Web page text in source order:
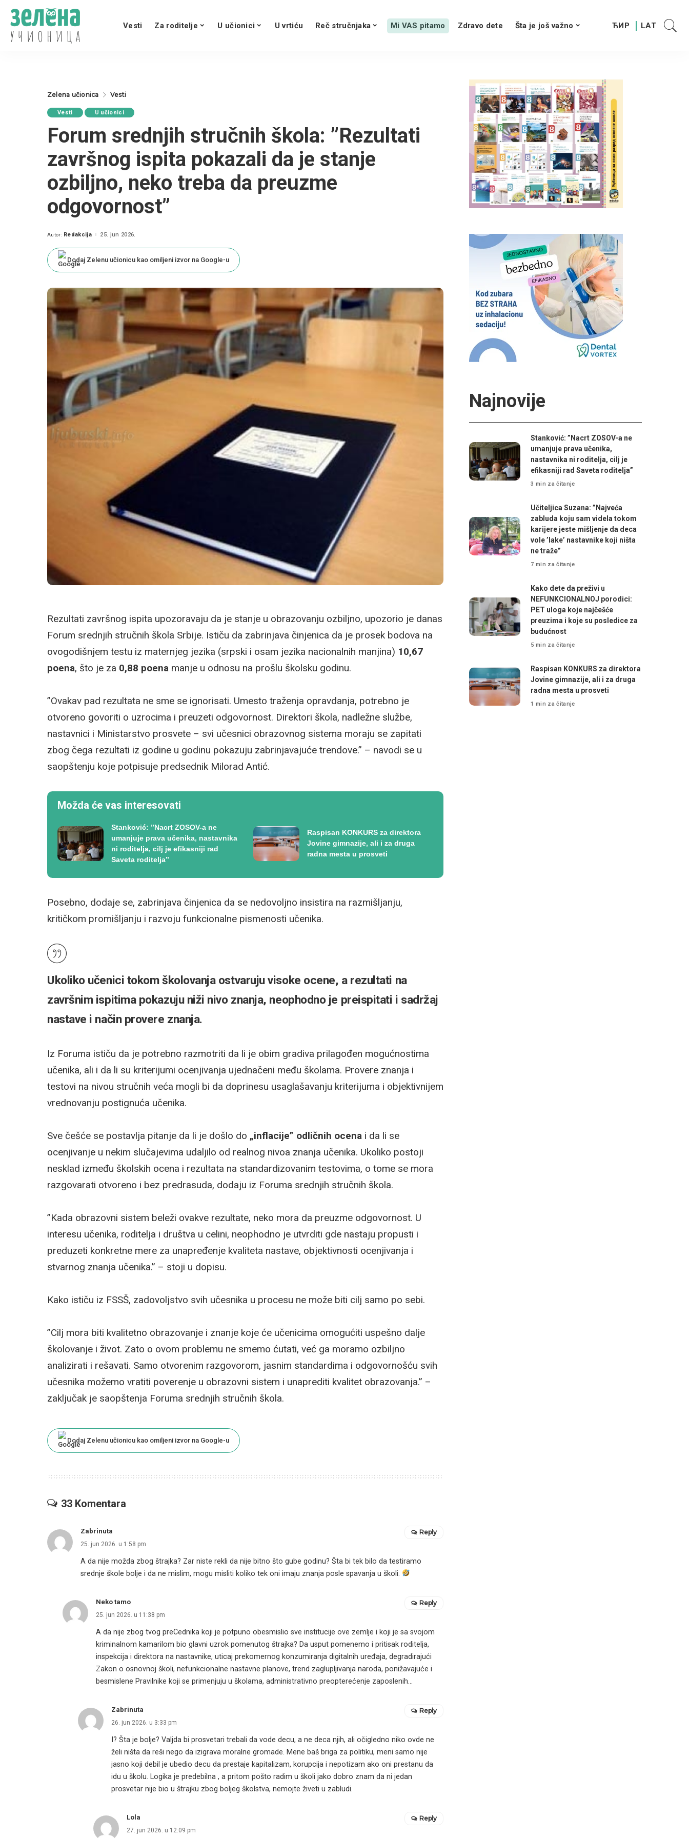
Vesti Za roditelje U učionici U vrtiću Reč stručnjaka Mi VAS pitamo Zdravo dete Šta je još važno
Zelena učionica Vesti
Vesti U učionici
Forum srednjih stručnih škola: ”Rezultati
završnog ispita pokazali da je stanje
ozbiljno, neko treba da preuzme
odgovornost”
Posted
Autor: Redakcija 25. jun 2026.
Dodaj Zelenu učionicu kao omiljeni izvor na Google-u
Rezultati završnog ispita upozoravaju da je stanje u obrazovanju ozbiljno, upozorio je danas
Forum srednjih stručnih škola Srbije. Ističu da zabrinjava činjenica da je prosek bodova na
ovogodišnjem testu iz maternjeg jezika (srpski i osam jezika nacionalnih manjina) 10,67
poena, što je za 0,88 poena manje u odnosu na prošlu školsku godinu.
”Ovakav pad rezultata ne sme se ignorisati. Umesto traženja opravdanja, potrebno je
otvoreno govoriti o uzrocima i preuzeti odgovornost. Direktori škola, nadležne službe,
nastavnici i Ministarstvo prosvete – svi učesnici obrazovnog sistema moraju se zapitati
zbog čega rezultati iz godine u godinu pokazuju zabrinjavajuće trendove.” – navodi se u
saopštenju koje potpisuje predsednik Milorad Antić.
Možda će vas interesovati
Stanković: ”Nacrt ZOSOV-a ne
umanjuje prava učenika, nastavnika
ni roditelja, cilj je efikasniji rad
Saveta roditelja”
Raspisan KONKURS za direktora
Jovine gimnazije, ali i za druga
radna mesta u prosveti
Posebno, dodaje se, zabrinjava činjenica da se nedovoljno insistira na razmišljanju,
kritičkom promišljanju i razvoju funkcionalne pismenosti učenika.
Ukoliko učenici tokom školovanja ostvaruju visoke ocene, a rezultati na
završnim ispitima pokazuju niži nivo znanja, neophodno je preispitati i sadržaj
nastave i način provere znanja.
Iz Foruma ističu da je potrebno razmotriti da li je obim gradiva prilagođen mogućnostima
učenika, ali i da li su kriterijumi ocenjivanja ujednačeni među školama. Provere znanja i
testovi na nivou stručnih veća mogli bi da doprinesu usaglašavanju kriterijuma i objektivnijem
vrednovanju postignuća učenika.
Sve češće se postavlja pitanje da li je došlo do „inflacije” odličnih ocena i da li se
ocenjivanje u nekim slučajevima udaljilo od realnog nivoa znanja učenika. Ukoliko postoji
nesklad između školskih ocena i rezultata na standardizovanim testovima, o tome se mora
razgovarati otvoreno i bez predrasuda, dodaju iz Foruma srednjih stručnih škola.
”Kada obrazovni sistem beleži ovakve rezultate, neko mora da preuzme odgovornost. U
interesu učenika, roditelja i društva u celini, neophodno je utvrditi gde nastaju propusti i
preduzeti konkretne mere za unapređenje kvaliteta nastave, objektivnosti ocenjivanja i
stvarnog znanja učenika.” – stoji u dopisu.
Kako ističu iz FSSŠ, zadovoljstvo svih učesnika u procesu ne može biti cilj samo po sebi.
”Cilj mora biti kvalitetno obrazovanje i znanje koje će učenicima omogućiti uspešno dalje
školovanje i život. Zato o ovom problemu ne smemo ćutati, već ga moramo ozbiljno
analizirati i rešavati. Samo otvorenim razgovorom, jasnim standardima i odgovornošću svih
učesnika možemo vratiti poverenje u obrazovni sistem i unaprediti kvalitet obrazovanja.” –
zaključak je saopštenja Foruma srednjih stručnih škola.
Dodaj Zelenu učionicu kao omiljeni izvor na Google-u
33 Komentara
Zabrinuta
25. jun 2026. u 1:58 pm
A da nije možda zbog štrajka? Zar niste rekli da nije bitno što gube godinu? Šta bi tek bilo da testiramo
srednje škole bolje i da ne mislim, mogu misliti koliko tek oni imaju znanja posle spavanja u školi.
Reply
Neko tamo
25. jun 2026. u 11:38 pm
A da nije zbog tvog preCednika koji je potpuno obesmislio sve institucije ove zemlje i koji je sa svojom
kriminalnom kamarilom bio glavni uzrok pomenutog štrajka? Da usput pomenemo i pritisak roditelja,
inspekcija i direktora na nastavnike, uticaj prekomernog konzumiranja digitalnih uređaja, degradirajući
Zakon o osnovnoj školi, nefunkcionalne nastavne planove, trend zaglupljivanja naroda, ponižavajuće i
besmislene Pravilnike koji se primenjuju u školama, administrativno preopterećenje zaposlenih…
Reply
Zabrinuta
26. jun 2026. u 3:33 pm
I? Šta je bolje? Valjda bi prosvetari trebali da vode decu, a ne deca njih, ali očigledno niko ovde ne
želi ništa da reši nego da izigrava moralne gromade. Mene baš briga za politiku, meni samo nije
jasno koji debil je ubedio decu da prestaje kapitalizam, korupcija i nepotizam ako oni prestanu da
idu u školu. Logika je predebilna , a pritom pošto radim u školi jako dobro znam da ni jedan
prosvetar nije bio u štrajku zbog boljeg školstva, nemojte živeti u zabludi.
Reply
Lola
27. jun 2026. u 12:09 pm
Reply
Najnovije
Stanković: ”Nacrt ZOSOV-a ne
umanjuje prava učenika,
nastavnika ni roditelja, cilj je
efikasniji rad Saveta roditelja”
3 min za čitanje
Učiteljica Suzana: ”Najveća
zabluda koju sam videla tokom
karijere jeste mišljenje da deca
vole ’lake’ nastavnike koji ništa
ne traže”
7 min za čitanje
Kako dete da preživi u
NEFUNKCIONALNOJ porodici:
PET uloga koje najčešće
preuzima i koje su posledice za
budućnost
5 min za čitanje
Raspisan KONKURS za direktora
Jovine gimnazije, ali i za druga
radna mesta u prosveti
1 min za čitanje